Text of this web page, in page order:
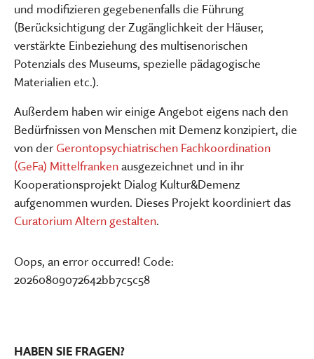
und modifizieren gegebenenfalls die Führung
(Berücksichtigung der Zugänglichkeit der Häuser,
verstärkte Einbeziehung des multisenorischen
Potenzials des Museums, spezielle pädagogische
Materialien etc.).
Außerdem haben wir einige Angebot eigens nach den
Bedürfnissen von Menschen mit Demenz konzipiert, die
von der Gerontopsychiatrischen Fachkoordination
(GeFa) Mittelfrankenausgezeichnet und in ihr
Kooperationsprojekt Dialog Kultur&Demenz
aufgenommen wurden. Dieses Projekt koordiniert das
Curatorium Altern gestalten.
Oops, an error occurred! Code:
20260809072642bb7c5c58
HABEN SIE FRAGEN?